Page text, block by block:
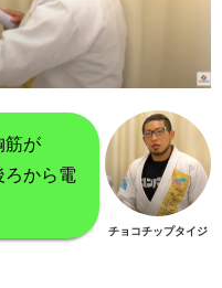
筋が
ろから電
チョコチップタイジ